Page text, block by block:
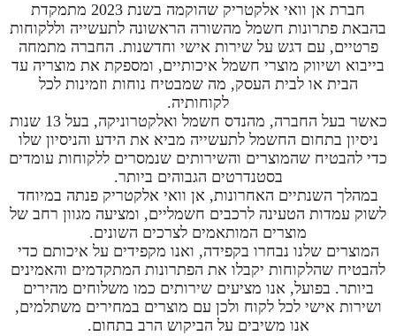
חברת אן וואי אלקטריק שהוקמה בשנת 2023 מתמקדת
בהבאת פתרונות חשמל מהשורה הראשונה לתעשייה וללקוחות
פרטיים, עם דגש על שירות אישי וחדשנות. החברה מתמחה
בייבוא ושיווק מוצרי חשמל איכותיים, ומספקת את מוצריה עד
הבית או לבית העסק, מה שמבטיח נוחות וזמינות לכל
לקוחותיה.
כאשר בעל החברה, מהנדס חשמל ואלקטרוניקה, בעל 13 שנות
ניסיון בתחום החשמל לתעשייה מביא את הידע והניסיון שלו
כדי להבטיח שהמוצרים והשירותים שנמסרים ללקוחות עומדים
בסטנדרטים הגבוהים ביותר.
במהלך השנתיים האחרונות, אן וואי אלקטריק פנתה במיוחד
לשוק עמדות הטעינה לרכבים חשמליים, ומציעה מגוון רחב של
מוצרים המותאמים לצרכים השונים.
המוצרים שלנו נבחרו בקפידה, ואנו מקפידים על איכותם כדי
להבטיח שהלקוחות יקבלו את הפתרונות המתקדמים והאמינים
ביותר. בפועל, אנו מציעים שירותים כמו משלוחים מהירים
ושירות אישי לכל לקוח ולכן עם מוצרים במחירים משתלמים,
אנו משיבים על הביקוש הרב בתחום.